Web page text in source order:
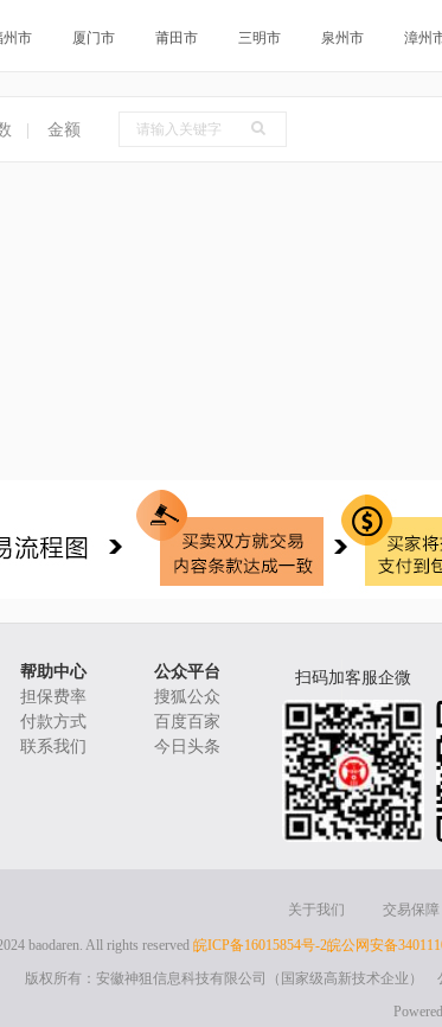
州市 厦门市 莆田市 三明市 泉州市 漳州
金额
帮助中心
公众平台
担保费率
搜狐公众
付款方式
百度百家
联系我们 今日头条
扫码加客服企微
关于我们 交易保障
baodaren. All rights reserved 皖ICP备16015854号-2皖公网安备
版权所有：安徽神狙信息科技有限公司（国家级高新技术企业）